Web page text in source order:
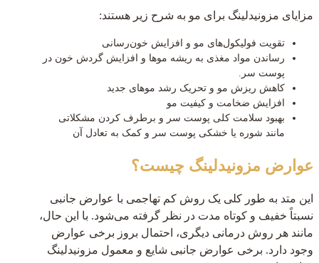
مزایای مزونیدلینگ برای مو به شرح زیر هستند:
تقویت فولیکول‌های مو و افزایش خون‌رسانی
رساندن مواد مغذی به ریشه موها و افزایش گردش خون در
پوست سر.
کاهش ریزش مو و تحریک رشد موهای جدید
افزایش ضخامت و کیفیت مو
بهبود سلامت کلی پوست سر و برطرف کردن مشکلاتی
مانند شوره یا خشکی پوست سر و کمک به تعادل آن
عوارض مزونیدلینگ چیست؟
این متد به طور کلی یک روش کم تهاجمی با عوارض جانبی
نسبتاً خفیف و کوتاه مدت در نظر گرفته می‌شود. با این حال،
مانند هر روش درمانی دیگری، احتمال بروز برخی عوارض
وجود دارد. برخی عوارض جانبی شایع و معمول مزونیدلینگ